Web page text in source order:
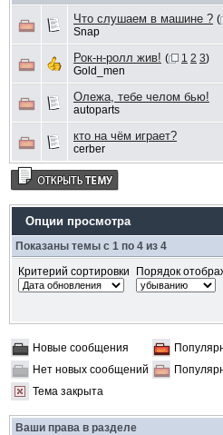
Что слушаем в машине ? (
Snap
Рок-н-ролл жив! ( 1 2 3)
Gold_men
Олежа, тебе челом бью!
autoparts
кто на чём играет?
cerber
Опции просмотра
Показаны темы с 1 по 4 из 4
Критерий сортировки
Порядок
Новые сообщения
Нет новых сообщений
Тема закрыта
Ваши права в разделе